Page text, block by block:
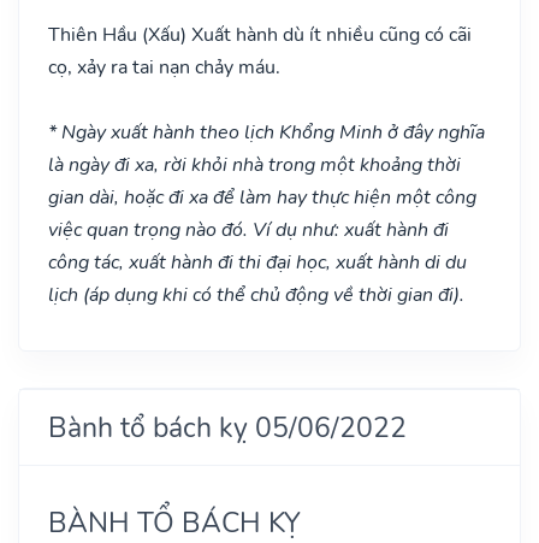
Thiên Hầu (Xấu) Xuất hành dù ít nhiều cũng có cãi
cọ, xảy ra tai nạn chảy máu.
* Ngày xuất hành theo lịch Khổng Minh ở đây nghĩa
là ngày đi xa, rời khỏi nhà trong một khoảng thời
gian dài, hoặc đi xa để làm hay thực hiện một công
việc quan trọng nào đó. Ví dụ như: xuất hành đi
công tác, xuất hành đi thi đại học, xuất hành di du
lịch (áp dụng khi có thể chủ động về thời gian đi).
Bành tổ bách kỵ 05/06/2022
BÀNH TỔ BÁCH KỴ